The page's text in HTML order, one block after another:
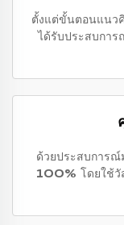
ตั้งแต่ขั้นตอนแนว
ได้รับประสบกา
ด้วยประสบการ
100% โดยใช้วัส